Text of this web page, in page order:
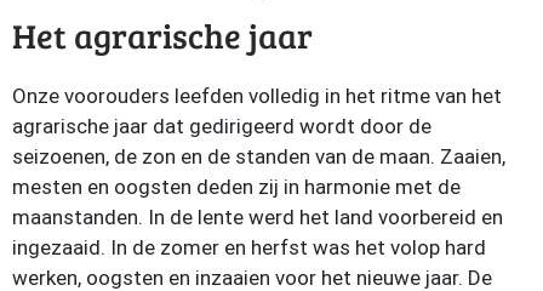
Het agrarische jaar
Onze voorouders leefden volledig in het ritme van het
agrarische jaar dat gedirigeerd wordt door de
seizoenen, de zon en de standen van de maan. Zaaien,
mesten en oogsten deden zij in harmonie met de
maanstanden. In de lente werd het land voorbereid en
ingezaaid. In de zomer en herfst was het volop hard
werken, oogsten en inzaaien voor het nieuwe jaar. De